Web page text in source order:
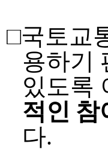
□국토교
용하기
있도록
적인 참
다.